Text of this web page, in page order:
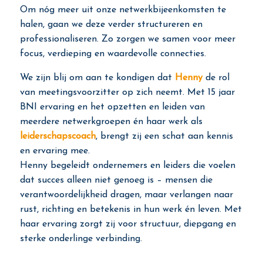
Om nóg meer uit onze netwerkbijeenkomsten te
halen, gaan we deze verder structureren en
professionaliseren. Zo zorgen we samen voor meer
focus, verdieping en waardevolle connecties.
We zijn blij om aan te kondigen dat Hennyde rol
van meetingsvoorzitter op zich neemt. Met 15 jaar
BNI ervaring en het opzetten en leiden van
meerdere netwerkgroepen én haar werk als
leiderschapscoach, brengt zij een schat aan kennis
en ervaring mee.
Henny begeleidt ondernemers en leiders die voelen
dat succes alleen niet genoeg is – mensen die
verantwoordelijkheid dragen, maar verlangen naar
rust, richting en betekenis in hun werk én leven. Met
haar ervaring zorgt zij voor structuur, diepgang en
sterke onderlinge verbinding.